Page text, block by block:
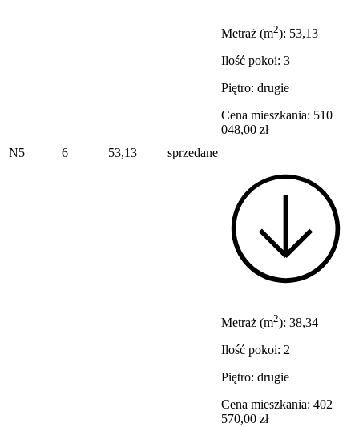
N5 6 53,13 sprzedane
Metraż (m2): 53,13
Ilość pokoi: 3
Piętro: drugie
Cena mieszkania: 510
048,00 zł
Metraż (m2): 38,34
Ilość pokoi: 2
Piętro: drugie
Cena mieszkania: 402
570,00 zł